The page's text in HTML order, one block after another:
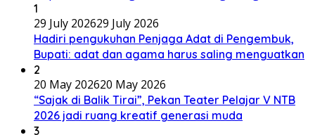
1
29 July 202629 July 2026
Hadiri pengukuhan Penjaga Adat di Pengembuk,
Bupati: adat dan agama harus saling menguatkan
2
20 May 202620 May 2026
“Sajak di Balik Tirai”, Pekan Teater Pelajar V NTB
2026 jadi ruang kreatif generasi muda
3